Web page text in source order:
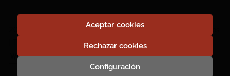
LIBRERÍA CANAIMA. Todos los Derechos Reservados
Configuración
Rechazar cookies
Aceptar cookies